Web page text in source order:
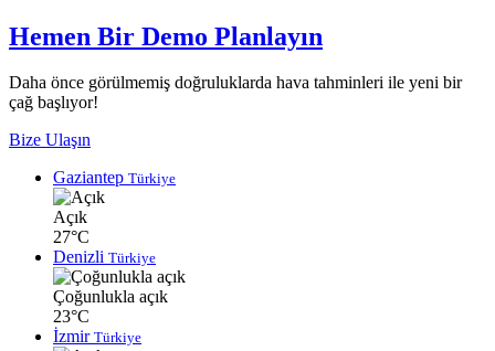
Hemen Bir Demo Planlayın
Daha önce görülmemiş doğruluklarda hava tahminleri ile yeni bir
çağ başlıyor!
Bize Ulaşın
Gaziantep Türkiye
Açık
27°C
Denizli Türkiye
Çoğunlukla açık
23°C
İzmir Türkiye